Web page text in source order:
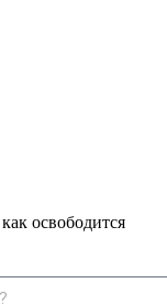
освободится